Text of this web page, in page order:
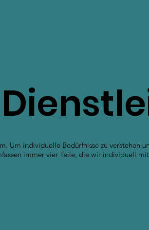
Um individuelle Bedürfnisse zu verstehen
immer vier Teile, die wir individuell